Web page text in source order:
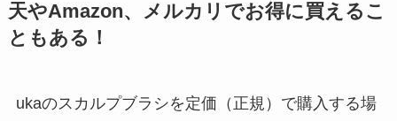
天やAmazon、メルカリでお得に買えるこ
ともある！
ukaのスカルプブラシを定価（正規）で購入する場